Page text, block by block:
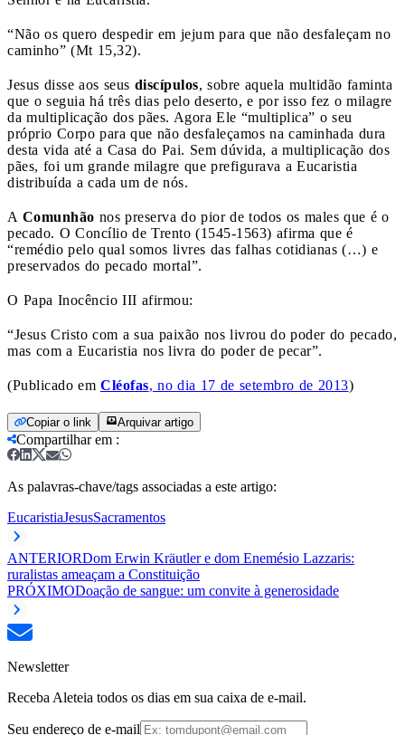
“Não os quero despedir em jejum para que não desfaleçam no
caminho” (Mt 15,32).
Jesus disse aos seus discípulos, sobre aquela multidão faminta
que o seguia há três dias pelo deserto, e por isso fez o milagre
da multiplicação dos pães. Agora Ele “multiplica” o seu
próprio Corpo para que não desfaleçamos na caminhada dura
desta vida até a Casa do Pai. Sem dúvida, a multiplicação dos
pães, foi um grande milagre que prefigurava a Eucaristia
distribuída a cada um de nós.
A Comunhão nos preserva do pior de todos os males que é o
pecado. O Concílio de Trento (1545-1563) afirma que é
“remédio pelo qual somos livres das falhas cotidianas (…) e
preservados do pecado mortal”.
O Papa Inocêncio III afirmou:
“Jesus Cristo com a sua paixão nos livrou do poder do pecado,
mas com a Eucaristia nos livra do poder de pecar”.
(Publicado em Cléofas, no dia 17 de setembro de 2013)
Copiar o link Arquivar artigo
Compartilhar em :
As palavras-chave/tags associadas a este artigo:
EucaristiaJesusSacramentos
ANTERIORDom Erwin Kräutler e dom Enemésio Lazzaris:
ruralistas ameaçam a Constituição
PRÓXIMODoação de sangue: um convite à generosidade
Newsletter
Receba Aleteia todos os dias em sua caixa de e-mail.
Seu endereço de e-mail